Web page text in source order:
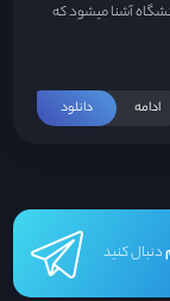
آشنا میشود که
ادامه دانلود
دنبال کنید